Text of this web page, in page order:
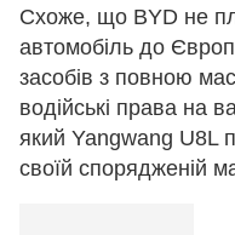
Схоже, що BYD не
автомобіль до
засобів з повною
водійські права на
який Yangwang U8L
своїй спорядженій